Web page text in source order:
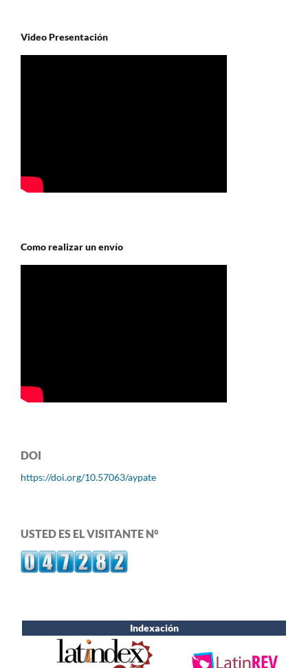
Video Presentación
Como realizar un envío
DOI
https://doi.org/10.57063/aypate
USTED ES EL VISITANTE N°
Indexación